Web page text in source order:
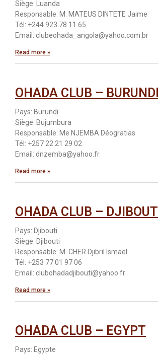
Siège: Luanda
Responsable: M. MATEUS DINTETE Jaime
Tél: +244 923 78 11 65
Email: clubeohada_angola@yahoo.com.br
Read more »
OHADA CLUB – BURUNDI
Pays: Burundi
Siège: Bujumbura
Responsable: Me NJEMBA Déogratias
Tél: +257 22 21 29 02
Email: dnzemba@yahoo.fr
Read more »
OHADA CLUB – DJIBOUTI
Pays: Djibouti
Siège: Djibouti
Responsable: M. CHER Djibril Ismaël
Tél: +253 77 01 97 06
Email: clubohadadjibouti@yahoo.fr
Read more »
OHADA CLUB – EGYPT
Pays: Egypte